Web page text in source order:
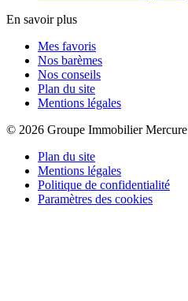
En savoir plus
Mes favoris
Nos barèmes
Nos conseils
Plan du site
Mentions légales
© 2026 Groupe Immobilier Mercure
Plan du site
Mentions légales
Politique de confidentialité
Paramètres des cookies